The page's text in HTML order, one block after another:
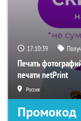
17:10:38
Печать
печати netPrint
Россия
Промокод